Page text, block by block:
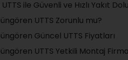
ile Güvenli ve Hızlı Yakıt
UTTS Zorunlu mu?
Güncel UTTS Fiyatları
UTTS Yetkili Montaj